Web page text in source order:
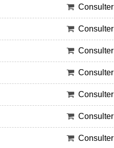
Consulter
Consulter
Consulter
Consulter
Consulter
Consulter
Consulter